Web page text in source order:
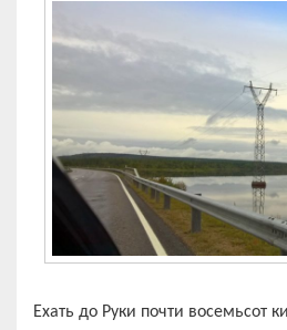
Ехать до Руки почти восемьсот